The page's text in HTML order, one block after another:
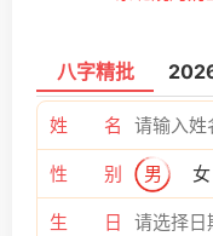
八字精批
姓 名
性 别 男 女
生 日